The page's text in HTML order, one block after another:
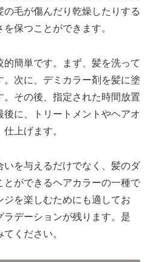
の毛が傷んだり乾燥したりする
保つことができます。
簡単です。まず、髪を洗って
次に、デミカラー剤を髪に塗
その後、指定された時間放置
後に、トリートメントやヘアオ
上げます。
いを与えるだけでなく、髪のダ
とができるヘアカラーの一種で
を楽しむためにも適してお
ラデーションが残ります。是
ください。